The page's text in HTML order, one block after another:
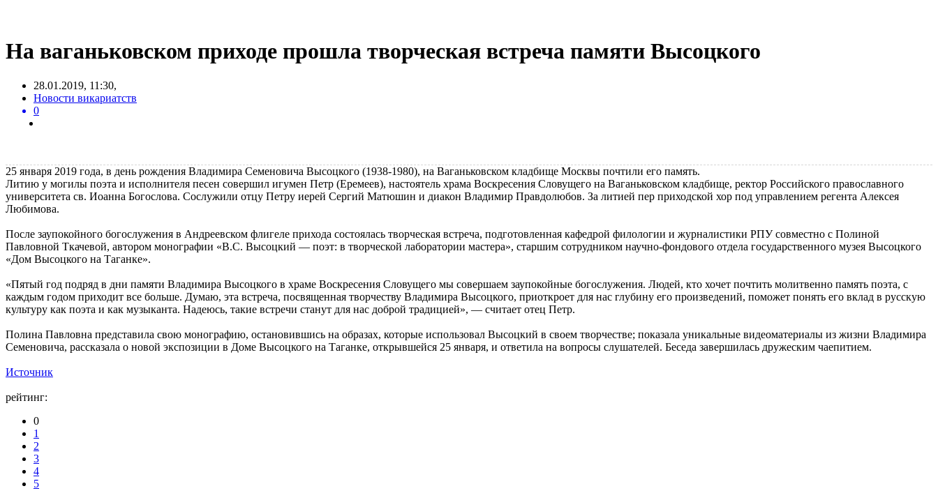
На ваганьковском приходе прошла творческая встреча памяти Высоцкого
28.01.2019, 11:30,
Новости викариатств
0
25 января 2019 года, в день рождения Владимира Семеновича Высоцкого (1938-1980), на Ваганьковском кладбище Москвы почтили его память.
Литию у могилы поэта и исполнителя песен совершил игумен Петр (Еремеев), настоятель храма Воскресения Словущего на Ваганьковском кладбище, ректор Российского православного
университета св. Иоанна Богослова. Сослужили отцу Петру иерей Сергий Матюшин и диакон Владимир Правдолюбов. За литией пер приходской хор под управлением регента Алексея
Любимова.
После заупокойного богослужения в Андреевском флигеле прихода состоялась творческая встреча, подготовленная кафедрой филологии и журналистики РПУ совместно с Полиной
Павловной Ткачевой, автором монографии «В.С. Высоцкий — поэт: в творческой лаборатории мастера», старшим сотрудником научно-фондового отдела государственного музея Высоцкого
«Дом Высоцкого на Таганке».
«Пятый год подряд в дни памяти Владимира Высоцкого в храме Воскресения Словущего мы совершаем заупокойные богослужения. Людей, кто хочет почтить молитвенно память поэта, с
каждым годом приходит все больше. Думаю, эта встреча, посвященная творчеству Владимира Высоцкого, приоткроет для нас глубину его произведений, поможет понять его вклад в русскую
культуру как поэта и как музыканта. Надеюсь, такие встречи станут для нас доброй традицией», — считает отец Петр.
Полина Павловна представила свою монографию, остановившись на образах, которые использовал Высоцкий в своем творчестве; показала уникальные видеоматериалы из жизни Владимира
Семеновича, рассказала о новой экспозиции в Доме Высоцкого на Таганке, открывшейся 25 января, и ответила на вопросы слушателей. Беседа завершилась дружеским чаепитием.
Источник
рейтинг:
0
1
2
3
4
5